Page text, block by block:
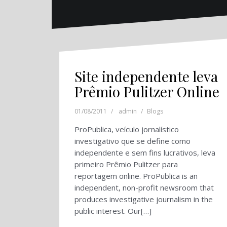
Site independente leva
Prêmio Pulitzer Online
01/08/2011 admin Blogs
ProPublica, veículo jornalístico
investigativo que se define como
independente e sem fins lucrativos, leva
primeiro Prêmio Pulitzer para
reportagem online. ProPublica is an
independent, non-profit newsroom that
produces investigative journalism in the
public interest. Our[…]